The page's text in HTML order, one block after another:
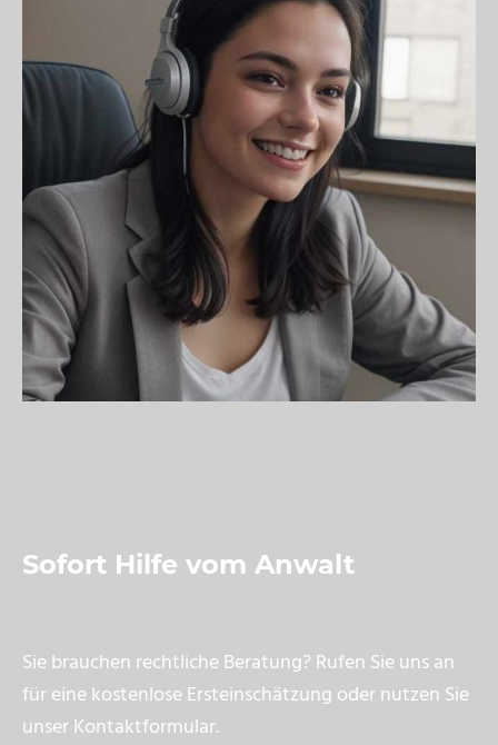
Sofort Hilfe vom Anwalt
Sie brauchen rechtliche Beratung? Rufen Sie uns an
für eine kostenlose Ersteinschätzung oder nutzen Sie
unser Kontaktformular.